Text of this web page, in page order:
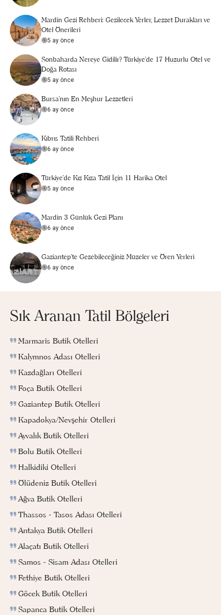
Mardin Gezi Rehberi: Gezilecek Yerler, Lezzet Durakları ve
Otel Önerileri
5 ay önce
Sonbaharda Nereye Gidilir? Türkiye’de 17 Huzurlu Otel ve
Doğa Rotası
5 ay önce
Bursa’nın En Meşhur Lezzetleri
6 ay önce
Kıbrıs Tatili Rehberi
6 ay önce
Türkiye’de Kız Kıza Tatil İçin 11 Harika Otel
5 ay önce
Mardin 3 Günlük Gezi Planı
6 ay önce
Gaziantep'te Gezebileceğiniz Müzeler ve Ören Yerleri
6 ay önce
Sık Aranan Tatil Bölgeleri
Marmaris Butik Otelleri
Kalymnos Adası Otelleri
Kazdağları Otelleri
Foça Butik Otelleri
Gaziantep Butik Otelleri
Kapadokya/Nevşehir Otelleri
Ayvalık Butik Otelleri
Bolu Butik Otelleri
Halkidiki Otelleri
Ölüdeniz Butik Otelleri
Ağva Butik Otelleri
Thassos - Tasos Adası Otelleri
Antakya Butik Otelleri
Alaçatı Butik Otelleri
Samos - Sisam Adası Otelleri
Fethiye Butik Otelleri
Göcek Butik Otelleri
Sapanca Butik Otelleri